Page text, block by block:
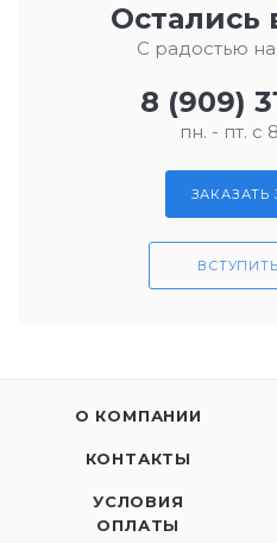
Остались
С радостью
8 (909)
пн. - пт. с
О КОМПАНИИ
КОНТАКТЫ
УСЛОВИЯ
ОПЛАТЫ